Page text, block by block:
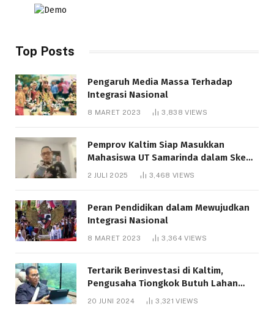
Top Posts
Pengaruh Media Massa Terhadap
Integrasi Nasional
8 MARET 2023 3,838VIEWS
Pemprov Kaltim Siap Masukkan
Mahasiswa UT Samarinda dalam Skema
Bantuan Pendidikan Gratispol
2 JULI 2025 3,468 VIEWS
Peran Pendidikan dalam Mewujudkan
Integrasi Nasional
8 MARET 2023 3,364VIEWS
Tertarik Berinvestasi di Kaltim,
Pengusaha Tiongkok Butuh Lahan
1.000 Hektare
20 JUNI 2024 3,321VIEWS